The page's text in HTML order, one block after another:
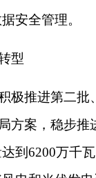
安全管理。
型
极推进第二批
方案，稳步
到6200万千